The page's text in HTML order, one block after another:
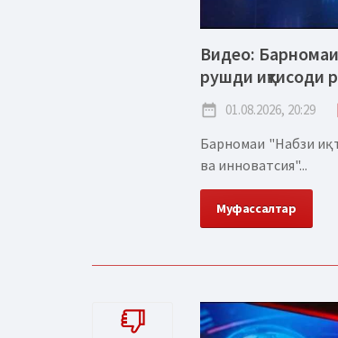
Видео:
рушди иқтисоди
date_range 01.08.2026, 20:29
Барномаи "Набзи
ва инноватсия"...
Муфассалтар